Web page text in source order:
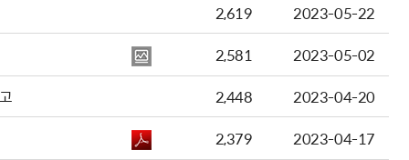
2,619
2023-05-22
2,581
2023-05-02
2,448
2023-04-20
2,379
2023-04-17